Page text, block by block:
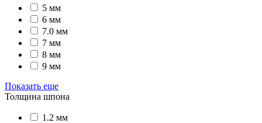
5 мм
6 мм
7.0 мм
7 мм
8 мм
9 мм
Показать еще
Толщина шпона
1.2 мм